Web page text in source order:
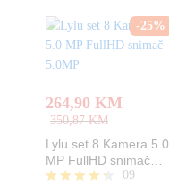
-25%
264,90 KM
350,87KM
Lylu set 8 Kamera 5.0
MP FullHD snimač
5.0MP
09